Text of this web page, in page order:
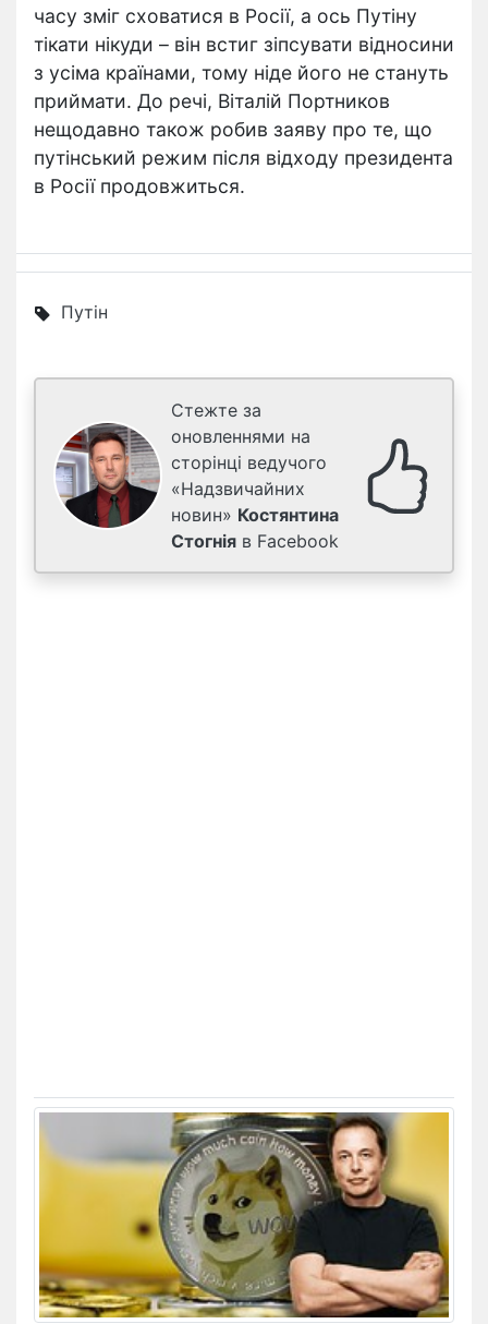
часу зміг сховатися в Росії, а ось Путіну
тікати нікуди – він встиг зіпсувати відносини
з усіма країнами, тому ніде його не стануть
приймати. До речі, Віталій Портников
нещодавно також робив заяву про те, що
путінський режим після відходу президента
в Росії продовжиться.
Путін
Стежте за
оновленнями на
сторінці ведучого
«Надзвичайних
новин» Костянтина
Стогнія в Facebook